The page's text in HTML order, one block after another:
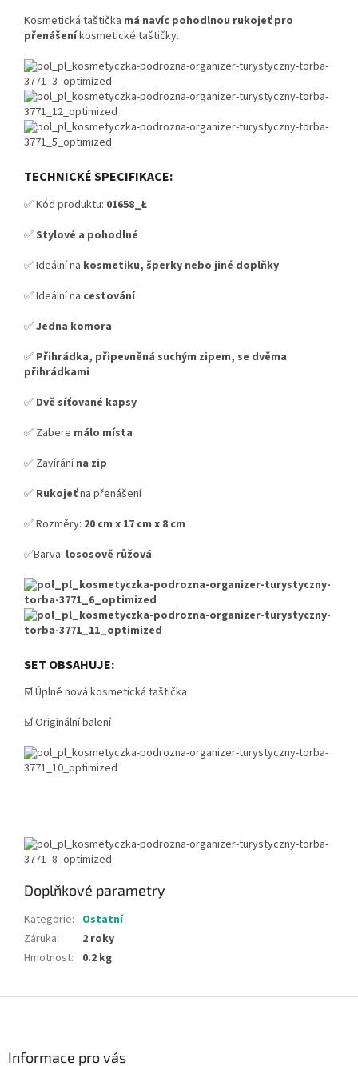
Kosmetická taštička má navíc pohodlnou rukojeť pro
přenášeníkosmetické taštičky.
TECHNICKÉ SPECIFIKACE:
✅ Kód produktu: 01658_Ł
✅Stylové a pohodlné
✅ Ideální na kosmetiku, šperky nebo jiné doplňky
✅ Ideální na cestování
✅Jedna komora
✅ Přihrádka, připevněná suchým zipem, se dvěma
přihrádkami
✅ Dvě síťované kapsy
✅ Zabere málo místa
✅ Zavíránína zip
✅ Rukojeťna přenášení
✅ Rozměry: 20 cm x 17 cm x 8 cm
✅Barva: lososově růžová
SET OBSAHUJE:
☑️ Úplně nová kosmetická taštička
☑️ Originální balení
Doplňkové parametry
Kategorie: Ostatní
Záruka:
2 roky
Hmotnost: 0.2 kg
Informace pro vás